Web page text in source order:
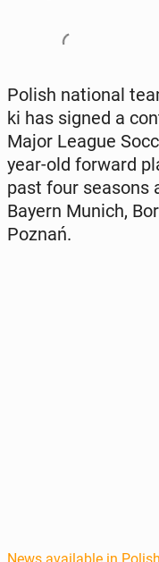
Polish na­tion­al
ki has signed a
Major League
year-old forward
past four seasons
Bayern Munich,
Poznań.